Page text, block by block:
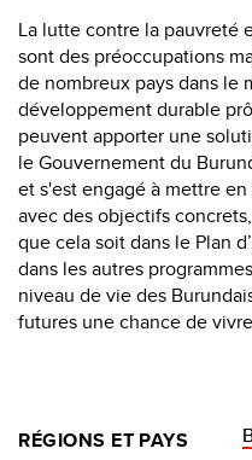
La lutte contre la pauvreté
sont des préoccupations
de nombreux pays dans le
développement durable
peuvent apporter une
le Gouvernement du
et s'est engagé à mettre
avec des objectifs
que cela soit dans le Plan
dans les autres
niveau de vie des
futures une chance de
RÉGIONS ET PAYS